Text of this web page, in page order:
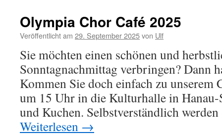
Olympia Chor Café 2025
Veröffentlicht am 29. September 2025von Ulf
Sie möchten einen schönen und
Sonntagnachmittag verbringen? Dann
Kommen Sie doch einfach zu unserem
um 15 Uhr in die Kulturhalle in Hanau-
und Kuchen. Selbstverständlich
Weiterlesen →